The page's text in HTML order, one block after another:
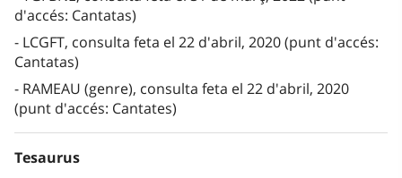
d'accés: Cantatas)
LCGFT, consulta feta el 22 d'abril, 2020 (punt d'accés:
Cantatas)
RAMEAU (genre), consulta feta el 22 d'abril, 2020
(punt d'accés: Cantates)
Tesaurus